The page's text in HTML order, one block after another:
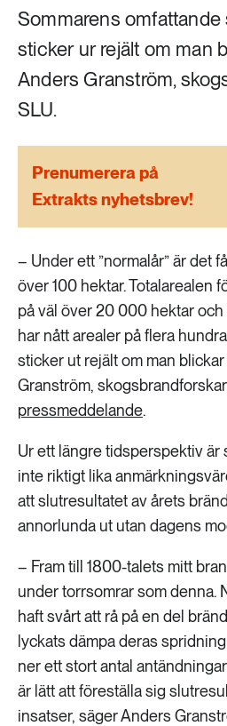
262 ARTIKLAR
360 ARTIKLAR
Social hållbarhet
Transport
473 ARTIKLAR
Sommarens
sticker ur rejält om man
Anders Granström,
SLU.
Prenumerera på
Extrakts nyhetsbrev!
– Under ett ”normalår” är det
över 100 hektar. Totalarealen
på väl över 20 000 hektar
har nått arealer på flera
sticker ut rejält om man
Granström,
pressmeddelande.
Ur ett längre tidsperspektiv är
inte riktigt lika
att slutresultatet av årets
annorlunda ut utan dagens
– Fram till 1800-talets mitt
under torrsomrar som denna.
haft svårt att rå på en del
lyckats dämpa deras
ner ett stort antal
är lätt att föreställa sig
insatser, säger Anders